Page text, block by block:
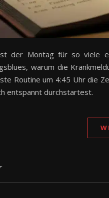
der Montag für so viele
warum die
Routine um 4:45 Uhr die
entspannt durchstartest.